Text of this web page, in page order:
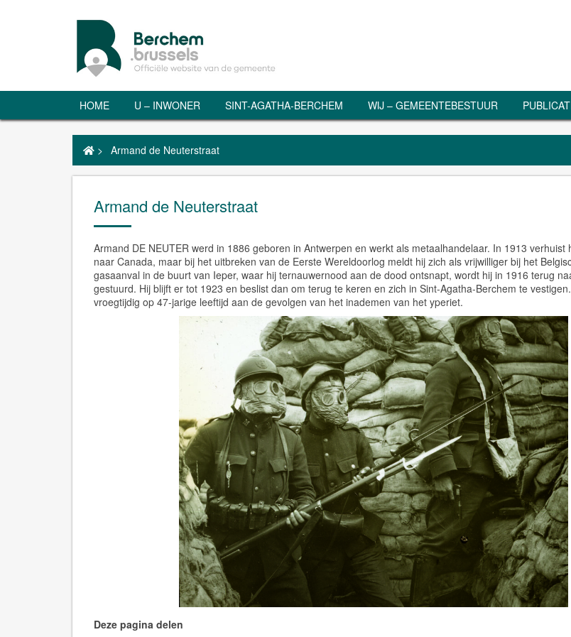
HOME U – INWONER SINT-AGATHA-BERCHEM WIJ – GEMEENTEBESTUUR
> Armand de Neuterstraat
Armand de Neuterstraat
Armand DE NEUTER werd in 1886 geboren in Antwerpen en werkt als metaalhandelaar. In 1913 verhuist
naar Canada, maar bij het uitbreken van de Eerste Wereldoorlog meldt hij zich als vrijwilliger bij het
gasaanval in de buurt van Ieper, waar hij ternauwernood aan de dood ontsnapt, wordt hij in 1916 terug
gestuurd. Hij blijft er tot 1923 en beslist dan om terug te keren en zich in Sint-Agatha-Berchem te
vroegtijdig op 47-jarige leeftijd aan de gevolgen van het inademen van het yperiet.
Deze pagina delen